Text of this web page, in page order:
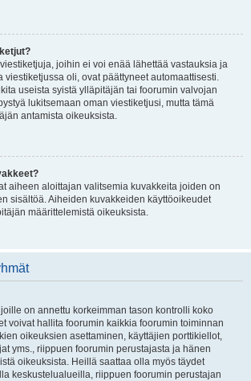
joihin ei voi enää lähettää vastauksia ja
viestiketjussa oli, ovat päättyneet automaattisesti.
useista syistä ylläpitäjän tai foorumin valvojan
lukitsemaan oman viestiketjusi, mutta tämä
antamista oikeuksista.
aiheen aloittajan valitsemia kuvakkeita joiden on
sisältöä. Aiheiden kuvakkeiden käyttöoikeudet
määrittelemistä oikeuksista.
on annettu korkeimman tason kontrolli koko
voivat hallita foorumin kaikkia foorumin toiminnan
oikeuksien asettaminen, käyttäjien porttikiellot,
yms., riippuen foorumin perustajasta ja hänen
oikeuksista. Heillä saattaa olla myös täydet
keskustelualueilla, riippuen foorumin perustajan